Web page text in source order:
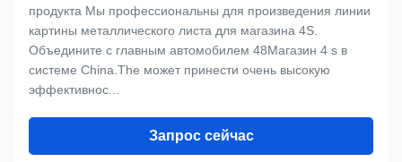
продукта Мы профессиональны для произведения линии
картины металлического листа для магазина 4S.
Объедините с главным автомобилем 48Магазин 4 s в
системе China.The может принести очень высокую
эффективнос...
Запрос сейчас